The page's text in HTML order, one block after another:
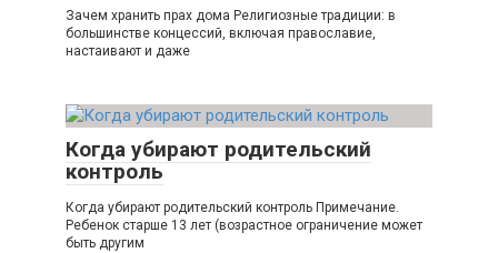
Зачем хранить прах дома Религиозные традиции: в
большинстве концессий, включая православие,
настаивают и даже
Когда убирают родительский
контроль
Когда убирают родительский контроль Примечание.
Ребенок старше 13 лет (возрастное ограничение может
быть другим